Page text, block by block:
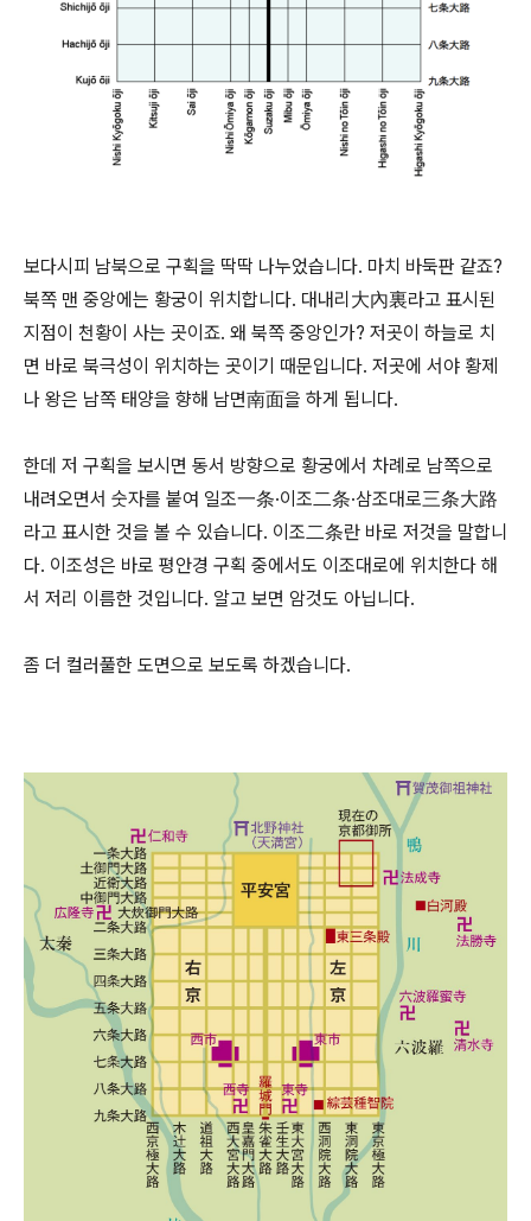
보다시피 남북으로 구획을 딱딱 나누었습니다. 마치 바둑판 같죠?
북쪽 맨 중앙에는 황궁이 위치합니다. 대내리大內裏라고 표시된
지점이 천황이 사는 곳이죠. 왜 북쪽 중앙인가? 저곳이 하늘로 치
면 바로 북극성이 위치하는 곳이기 때문입니다. 저곳에 서야 황제
나 왕은 남쪽 태양을 향해 남면南面을 하게 됩니다.
한데 저 구획을 보시면 동서 방향으로 황궁에서 차례로 남쪽으로
내려오면서 숫자를 붙여 일조一条·이조二条·삼조대로三条大路
라고 표시한 것을 볼 수 있습니다. 이조二条란 바로 저것을 말합니
다. 이조성은 바로 평안경 구획 중에서도 이조대로에 위치한다 해
서 저리 이름한 것입니다. 알고 보면 암것도 아닙니다.
좀 더 컬러풀한 도면으로 보도록 하겠습니다.